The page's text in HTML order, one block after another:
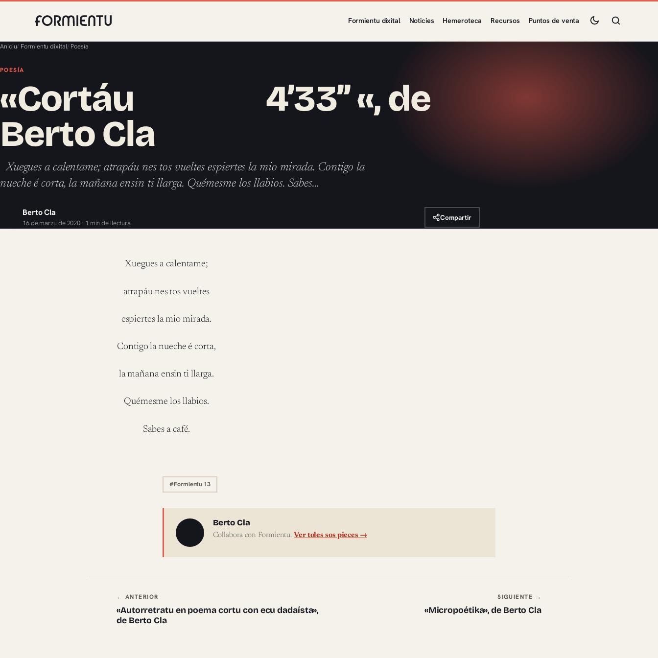
Formientu dixital Noticies Hemeroteca Recursos Puntos de venta
Aniciu/ Formientu dixital/ Poesía
POESÍA
«Cortáu 4’33’’ «, de
Berto Cla
Xuegues a calentame; atrapáu nes tos vueltes espiertes la mio mirada. Contigo la
nueche é corta, la mañana ensin ti llarga. Quémesme los llabios. Sabes…
Berto Cla
16 de marzu de 2020 · 1 min de llectura
Compartir
Xuegues a calentame;
atrapáu nes tos vueltes
espiertes la mio mirada.
Contigo la nueche é corta,
la mañana ensin ti llarga.
Quémesme los llabios.
Sabes a café.
#Formientu 13
Sobre l'autor
Berto Cla
Collabora con Formientu.Ver toles sos pieces →
Navegación ente pieces
← ANTERIOR
«Autorretratu en poema cortu con ecu dadaísta»,
de Berto Cla
SIGUIENTE →
«Micropoétika», de Berto Cla